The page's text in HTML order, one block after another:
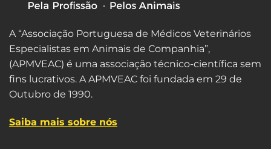
A “Associação Portuguesa de Médicos Veterinários
Especialistas em Animais de Companhia”,
(APMVEAC) é uma associação técnico-científica sem
fins lucrativos. A APMVEAC foi fundada em 29 de
Outubro de 1990.
Saiba mais sobre nós